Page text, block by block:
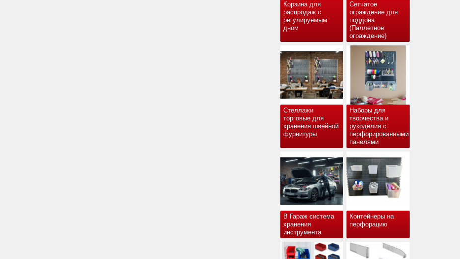
Корзина для
распродаж с
регулируемым
дном
Сетчатое
ограждение для
поддона
(Паллетное
ограждение)
Стеллажи
торговые для
хранения швейной
фурнитуры
Наборы для
творчества и
рукоделия с
перфорированными
панелями
В Гараж система
хранения
инструмента
Контейнеры на
перфорацию